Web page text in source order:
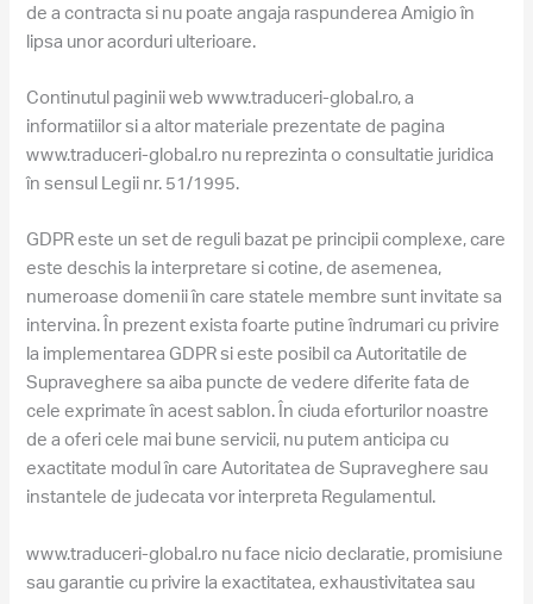
de a contracta si nu poate angaja raspunderea Amigio în
lipsa unor acorduri ulterioare.
Continutul paginii web www.traduceri-global.ro, a
informatiilor si a altor materiale prezentate de pagina
www.traduceri-global.ro nu reprezinta o consultatie juridica
în sensul Legii nr. 51/1995.
GDPR este un set de reguli bazat pe principii complexe, care
este deschis la interpretare si cotine, de asemenea,
numeroase domenii în care statele membre sunt invitate sa
intervina. În prezent exista foarte putine îndrumari cu privire
la implementarea GDPR si este posibil ca Autoritatile de
Supraveghere sa aiba puncte de vedere diferite fata de
cele exprimate în acest sablon. În ciuda eforturilor noastre
de a oferi cele mai bune servicii, nu putem anticipa cu
exactitate modul în care Autoritatea de Supraveghere sau
instantele de judecata vor interpreta Regulamentul.
www.traduceri-global.ro nu face nicio declaratie, promisiune
sau garantie cu privire la exactitatea, exhaustivitatea sau